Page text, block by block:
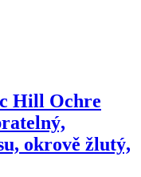
Hill Ochre
okrově žlutý,